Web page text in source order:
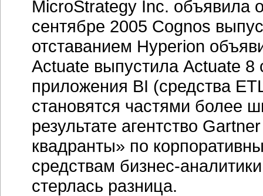
MicroStrategy Inc. объявила
сентябре 2005 Cognos
отставанием Hyperion
Actuate выпустила Actuate
приложения BI (средства
становятся частями более
результате агентство
квадранты» по
средствам бизнес-аналитики
стерлась разница.